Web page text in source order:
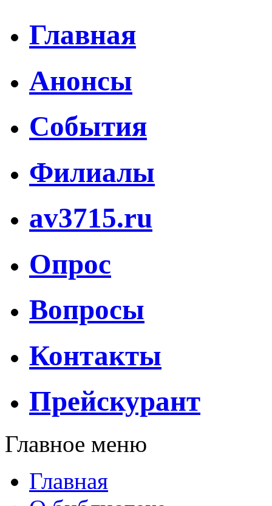
Главная
Анонсы
События
Филиалы
av3715.ru
Опрос
Вопросы
Контакты
Прейскурант
Главное меню
Главная